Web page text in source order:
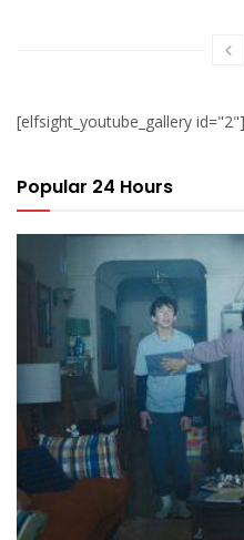
[elfsight_youtube_gallery id="2"]
Popular 24 Hours